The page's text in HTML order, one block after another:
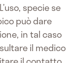
specie se
può dare
in tal caso
il medico